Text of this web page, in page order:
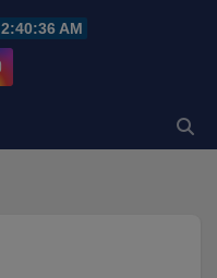
2:40:37 AM